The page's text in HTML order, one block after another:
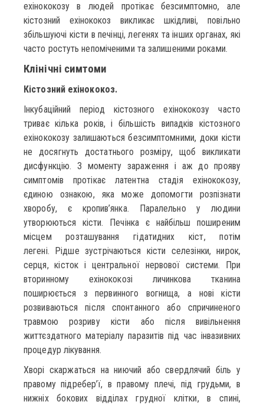
ехінококозу в людей протікає безсимптомно, але
кістозний ехінококоз викликає шкідливі, повільно
збільшуючі кісти в печінці, легенях та інших органах, які
часто ростуть непоміченими та залишеними роками.
Клінічні симтоми
Кістозний ехінококоз.
Інкубаційний період кістозного ехінококозу часто
триває кілька років, і більшість випадків кістозного
ехінококозу залишаються безсимптомними, доки кісти
не досягнуть достатнього розміру, щоб викликати
дисфункцію. З моменту зараження і аж до прояву
симптомів протікає латентна стадія ехінококозу,
єдиною ознакою, яка може допомогти розпізнати
хворобу, є кропив’янка. Паралельно у людини
утворюються кісти. Печінка є найбільш поширеним
місцем розташування гідатидних кіст, потім
легені. Рідше зустрічаються кісти селезінки, нирок,
серця, кісток і центральної нервової системи. При
вторинному ехінококозі личинкова тканина
поширюється з первинного вогнища, а нові кісти
розвиваються після спонтанного або спричиненого
травмою розриву кісти або після вивільнення
життєздатного матеріалу паразитів під час інвазивних
процедур лікування.
Хворі скаржаться на ниючий або свердлячий біль у
правому підребер’ї, в правому плечі, під грудьми, в
нижніх бокових відділах грудної клітки, в спині,